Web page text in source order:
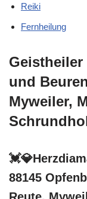
Reiki
Fernheilung
und
Myweiler,
88145